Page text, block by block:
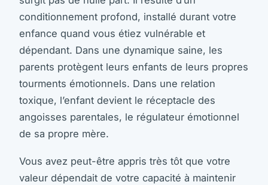
conditionnement profond, installé durant votre
enfance quand vous étiez vulnérable et
dépendant. Dans une dynamique saine, les
parents protègent leurs enfants de leurs propres
tourments émotionnels. Dans une relation
toxique, l’enfant devient le réceptacle des
angoisses parentales, le régulateur émotionnel
de sa propre mère.
Vous avez peut-être appris très tôt que votre
valeur dépendait de votre capacité à maintenir